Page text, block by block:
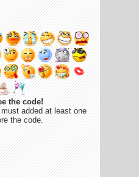
the code!
added at least one
the code.